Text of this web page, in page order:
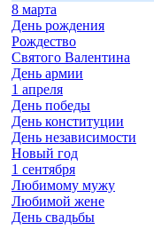
8 марта
День рождения
Рождество
Святого Валентина
День армии
1 апреля
День победы
День конституции
День независимости
Новый год
1 сентября
Любимому мужу
Любимой жене
День свадьбы